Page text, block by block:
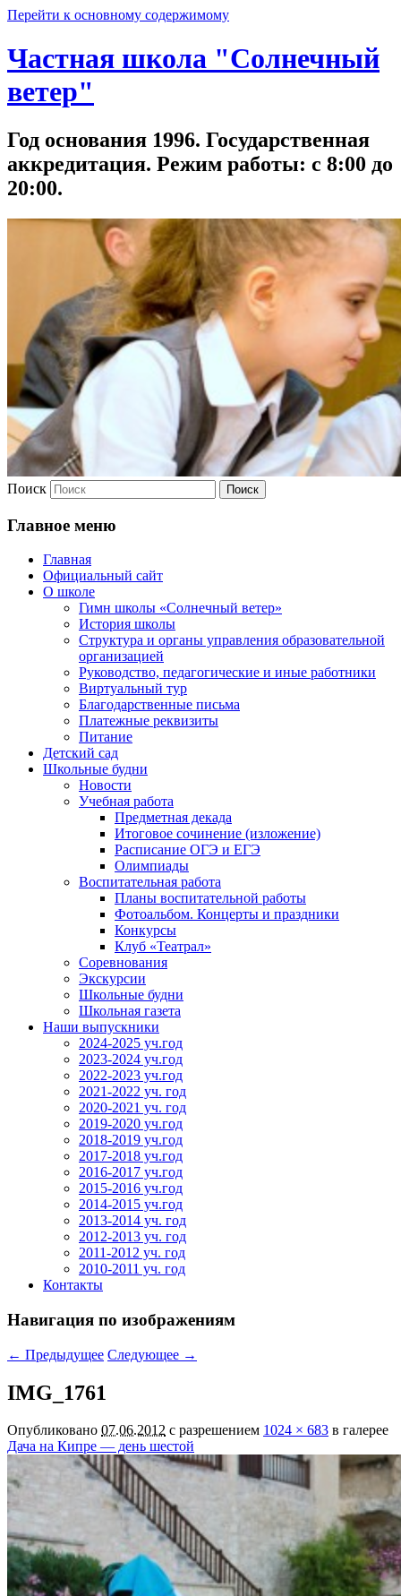
Перейти к основному содержимому
Частная школа "Солнечный
ветер"
Год основания 1996. Государственная
аккредитация. Режим работы: с 8:00 до
20:00.
Поиск
Главное меню
Главная
Официальный сайт
О школе
Гимн школы «Солнечный ветер»
История школы
Структура и органы управления образовательной
организацией
Руководство, педагогические и иные работники
Виртуальный тур
Благодарственные письма
Платежные реквизиты
Питание
Детский сад
Школьные будни
Новости
Учебная работа
Предметная декада
Итоговое сочинение (изложение)
Расписание ОГЭ и ЕГЭ
Олимпиады
Воспитательная работа
Планы воспитательной работы
Фотоальбом. Концерты и праздники
Конкурсы
Клуб «Театрал»
Соревнования
Экскурсии
Школьные будни
Школьная газета
Наши выпускники
2024-2025 уч.год
2023-2024 уч.год
2022-2023 уч.год
2021-2022 уч. год
2020-2021 уч. год
2019-2020 уч.год
2018-2019 уч.год
2017-2018 уч.год
2016-2017 уч.год
2015-2016 уч.год
2014-2015 уч.год
2013-2014 уч. год
2012-2013 уч. год
2011-2012 уч. год
2010-2011 уч. год
Контакты
Навигация по изображениям
← Предыдущее Следующее →
IMG_1761
Опубликовано 07.06.2012 с разрешением 1024 × 683 в галерее
Дача на Кипре — день шестой